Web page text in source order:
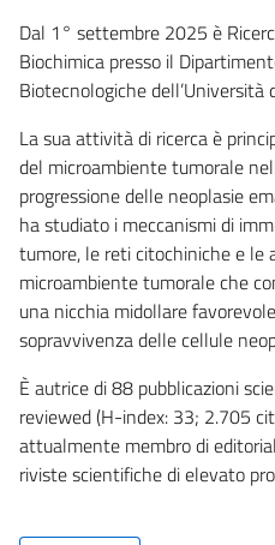
Dal 1° settembre 2025 è
Biochimica presso il
Biotecnologiche dell’Università
La sua attività di ricerca è
del microambiente tumorale
progressione delle neoplasie
ha studiato i meccanismi di
tumore, le reti citochiniche e le
microambiente tumorale che
una nicchia midollare
sopravvivenza delle cellule
È autrice di 88 pubblicazioni
reviewed (H-index: 33; 2.705
attualmente membro di
riviste scientifiche di elevato